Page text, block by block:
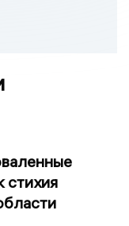
стихия